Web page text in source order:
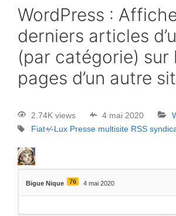
WordPress :
derniers articles
(par catégorie) sur
pages d’un autre
2.74K views 4 mai 2020
Fiat+⁄-Lux Presse multisite RSS
Bigue Nique 76 4 mai 2020